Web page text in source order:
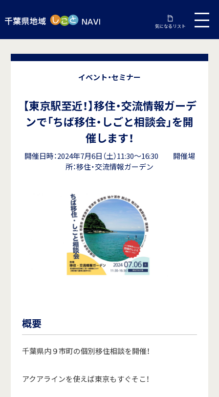
気になるリスト
イベント・セミナー
【東京駅至近！】移住・交流情報ガーデ
ンで「ちば移住・しごと相談会」を開
催します！
開催日時：2024年7月6日（土）11:30～16:30 開催場
所：移住・交流情報ガーデン
概要
千葉県内９市町の個別移住相談を開催！
アクアラインを使えば東京もすぐそこ！